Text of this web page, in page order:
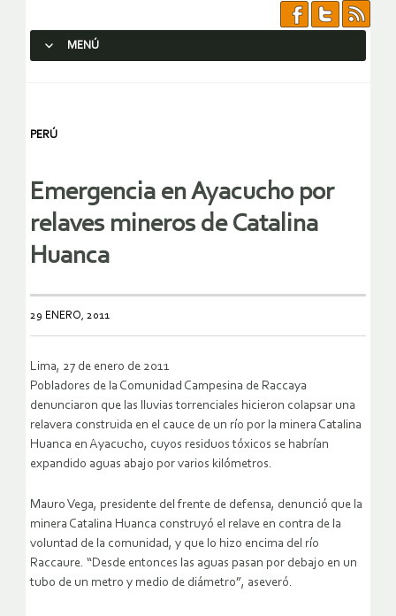
MENÚ
PERÚ
Emergencia en Ayacucho por
relaves mineros de Catalina
Huanca
29 ENERO, 2011
Lima, 27 de enero de 2011
Pobladores de la Comunidad Campesina de Raccaya
denunciaron que las lluvias torrenciales hicieron colapsar una
relavera construida en el cauce de un río por la minera Catalina
Huanca en Ayacucho, cuyos residuos tóxicos se habrían
expandido aguas abajo por varios kilómetros.
Mauro Vega, presidente del frente de defensa, denunció que la
minera Catalina Huanca construyó el relave en contra de la
voluntad de la comunidad, y que lo hizo encima del río
Raccaure. “Desde entonces las aguas pasan por debajo en un
tubo de un metro y medio de diámetro”, aseveró.